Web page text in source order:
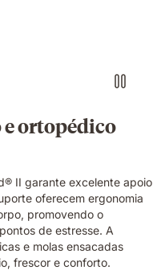
ortopédico
II garante excelente apoio
oferecem ergonomia
promovendo o
de estresse. A
e molas ensacadas
frescor e conforto.